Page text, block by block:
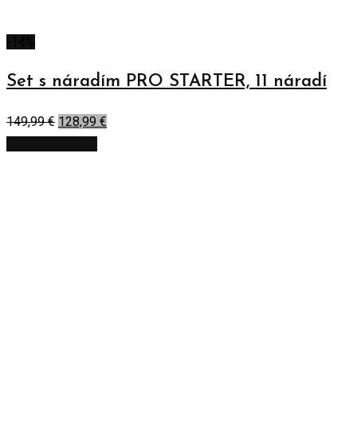
Set s náradím PRO STARTER, 11 náradí
149,99€ 128,99 €